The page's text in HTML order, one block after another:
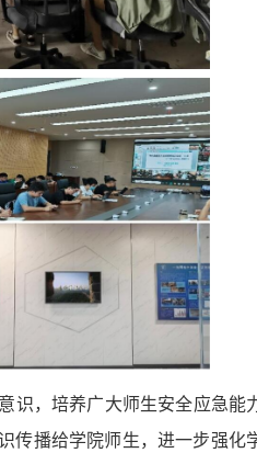
识，培养广大师生安全应急
传播给学院师生，进一步强化